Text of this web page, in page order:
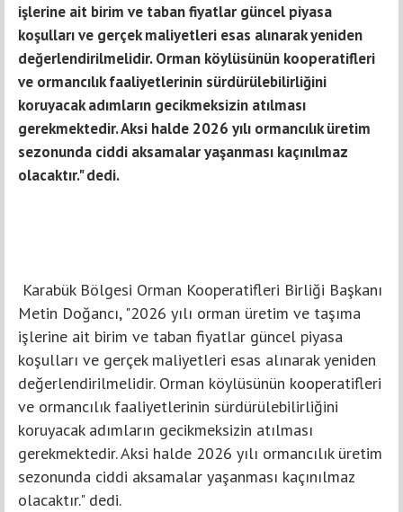
işlerine ait birim ve taban fiyatlar güncel piyasa
koşulları ve gerçek maliyetleri esas alınarak yeniden
değerlendirilmelidir. Orman köylüsünün kooperatifleri
ve ormancılık faaliyetlerinin sürdürülebilirliğini
koruyacak adımların gecikmeksizin atılması
gerekmektedir. Aksi halde 2026 yılı ormancılık üretim
sezonunda ciddi aksamalar yaşanması kaçınılmaz
olacaktır." dedi.
Karabük Bölgesi Orman Kooperatifleri Birliği Başkanı
Metin Doğancı, "2026 yılı orman üretim ve taşıma
işlerine ait birim ve taban fiyatlar güncel piyasa
koşulları ve gerçek maliyetleri esas alınarak yeniden
değerlendirilmelidir. Orman köylüsünün kooperatifleri
ve ormancılık faaliyetlerinin sürdürülebilirliğini
koruyacak adımların gecikmeksizin atılması
gerekmektedir. Aksi halde 2026 yılı ormancılık üretim
sezonunda ciddi aksamalar yaşanması kaçınılmaz
olacaktır." dedi.